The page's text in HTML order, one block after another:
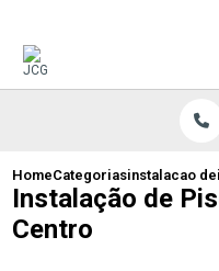
HomeCategoriasinstalacao
Instalação de
Centro